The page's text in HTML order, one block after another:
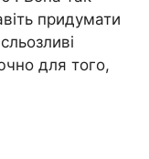
придумати
для того,